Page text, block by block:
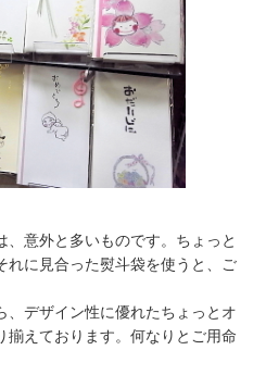
意外と多いものです。ちょっと
れに見合った熨斗袋を使うと、ご
、デザイン性に優れたちょっとオ
揃えております。何なりとご用命